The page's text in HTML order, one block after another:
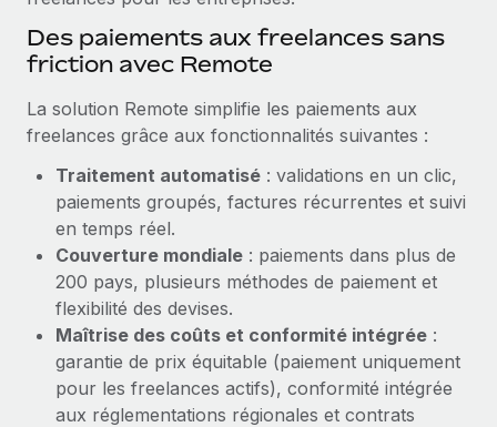
Comment Phiture gère ses 55 employés
répartis dans 19 pays grâce à Remote
Phiture, un leader notable du conseil en matière de
En savoir plus
Des paiements aux freelances sans
friction avec Remote
La solution Remote simplifie les paiements aux
freelances grâce aux fonctionnalités suivantes :
Traitement automatisé : validations en un clic,
paiements groupés, factures récurrentes et suivi
en temps réel.
Couverture mondiale : paiements dans plus de
200 pays, plusieurs méthodes de paiement et
flexibilité des devises.
Maîtrise des coûts et conformité intégrée :
garantie de prix équitable (paiement uniquement
pour les freelances actifs), conformité intégrée
aux réglementations régionales et contrats